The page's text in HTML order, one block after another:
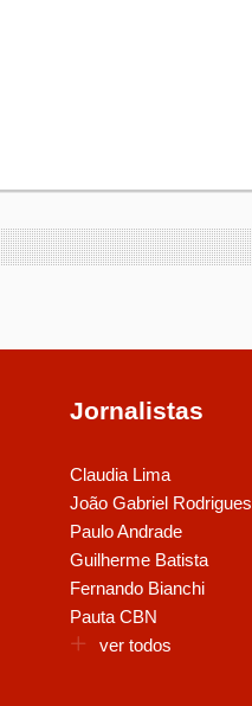
Jornalistas
Claudia Lima
João Gabriel Rodrigues
Paulo Andrade
Guilherme Batista
Fernando Bianchi
Pauta CBN
ver todos